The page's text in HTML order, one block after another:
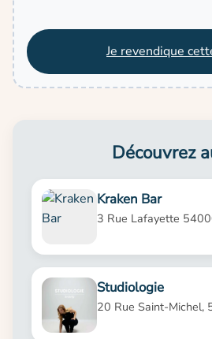
Je revendique
Découvrez
Kraken Bar
3 Rue Lafayette
Studiologie
20 Rue Saint-Michel,